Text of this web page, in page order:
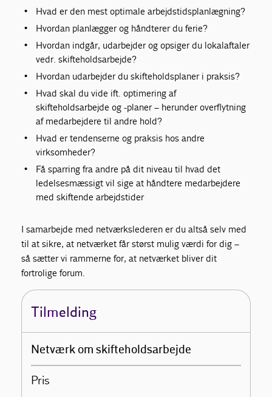
Hvad er den mest optimale arbejdstidsplanlægning?
Hvordan planlægger og håndterer du ferie?
Hvordan indgår, udarbejder og opsiger du lokalaftaler
vedr. skifteholdsarbejde?
Hvordan udarbejder du skifteholdsplaner i praksis?
Hvad skal du vide ift. optimering af
skifteholdsarbejde og -planer – herunder overflytning
af medarbejdere til andre hold?
Hvad er tendenserne og praksis hos andre
virksomheder?
Få sparring fra andre på dit niveau til hvad det
ledelsesmæssigt vil sige at håndtere medarbejdere
med skiftende arbejdstider
I samarbejde med netværkslederen er du altså selv med
til at sikre, at netværket får størst mulig værdi for dig –
så sætter vi rammerne for, at netværket bliver dit
fortrolige forum.
Tilmelding
Netværk om skifteholdsarbejde
Pris